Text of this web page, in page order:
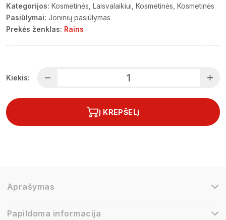
Kategorijos: Kosmetinės Laisvalaikiui Kosmetinės Kosmetinės
Pasiūlymai: Joninių pasiūlymas
Prekės ženklas: Rains
Kiekis:
Į KREPŠELĮ
Aprašymas
Papildoma informacija